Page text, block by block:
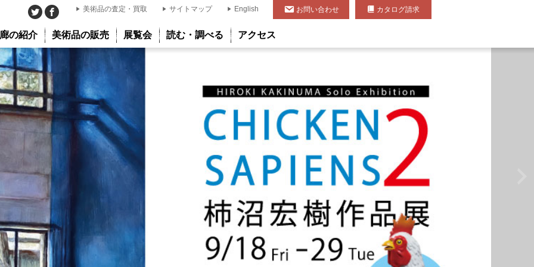
の紹介 美術品の販売 展覧会 読む・調べる アクセス
美術品の査定・買取 サイトマップ English お問い合わせ カタログ請求